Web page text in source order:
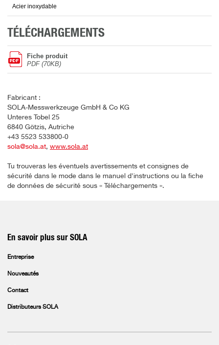
Acier inoxydable
TÉLÉCHARGEMENTS
Fiche produit
PDF (70KB)
Fabricant :
SOLA-Messwerkzeuge GmbH & Co KG
Unteres Tobel 25
6840 Götzis, Autriche
+43 5523 533800-0
sola@sola.at, www.sola.at
Tu trouveras les éventuels avertissements et consignes de
sécurité dans le mode dans le manuel d'instructions ou la fiche
de données de sécurité sous « Téléchargements ».
En savoir plus sur SOLA
Entreprise
Nouveautés
Contact
Distributeurs SOLA